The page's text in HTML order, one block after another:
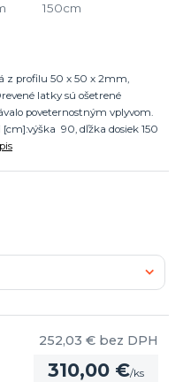
z profilu 50 x 50 x 2mm,
latky sú ošetrené
poveternostným vplyvom.
90, dľžka dosiek 150
310,00 €/ks
252,03 € bez DPH